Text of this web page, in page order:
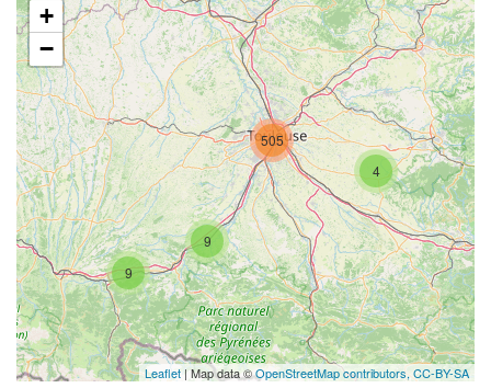
9
4
9
505
+
−
Leaflet | Map data ©OpenStreetMap contributors, CC-BY-SA